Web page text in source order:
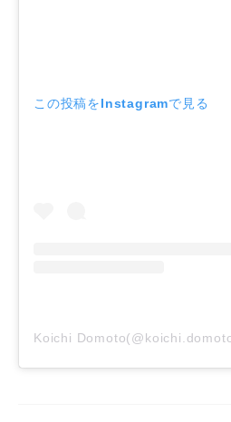
この投稿をInstagramで見る